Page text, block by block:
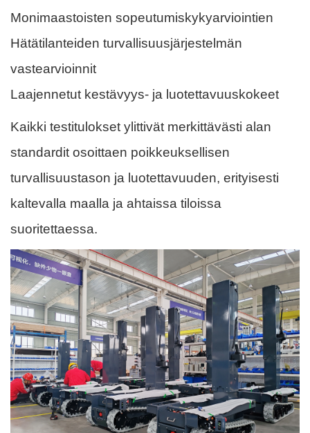
Monimaastoisten sopeutumiskykyarviointien
Hätätilanteiden turvallisuusjärjestelmän
vastearvioinnit
Laajennetut kestävyys- ja luotettavuuskokeet
Kaikki testitulokset ylittivät merkittävästi alan
standardit osoittaen poikkeuksellisen
turvallisuustason ja luotettavuuden, erityisesti
kaltevalla maalla ja ahtaissa tiloissa
suoritettaessa.